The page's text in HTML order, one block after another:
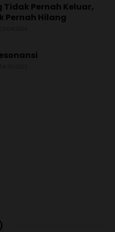
Tidak Pernah Keluar,
Pernah Hilang